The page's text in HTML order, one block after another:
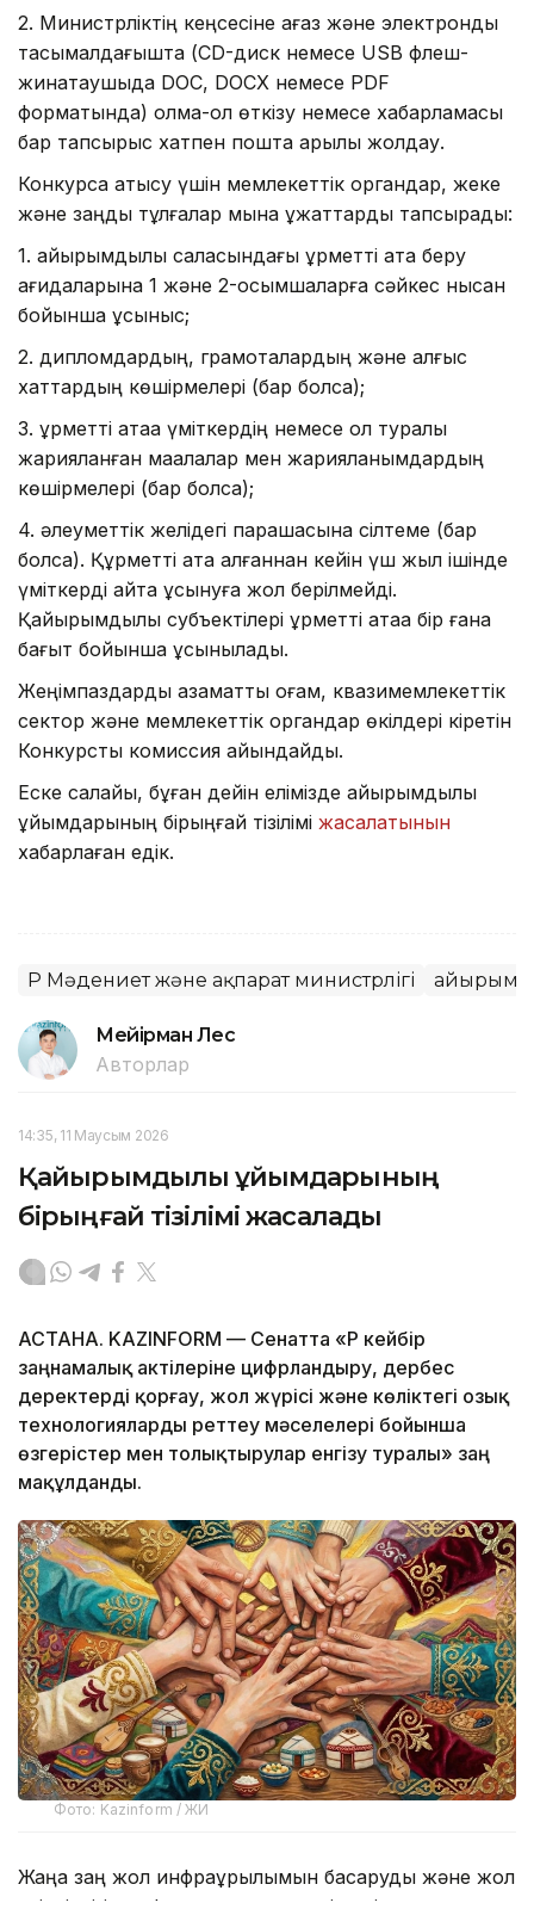
2. Министрліктің кеңсесіне қағаз және электрондық
тасымалдағышта (CD-диск немесе USB флеш-
жинақтаушыда DOC, DOCX немесе PDF
форматында) қолма-қол өткізу немесе хабарламасы
бар тапсырыс хатпен пошта арқылы жолдау.
Конкурсқа қатысу үшін мемлекеттік органдар, жеке
және заңды тұлғалар мына құжаттарды тапсырады:
1. қайырымдылық саласындағы құрметті атақ беру
қағидаларына 1 және 2-қосымшаларға сәйкес нысан
бойынша ұсыныс;
2. дипломдардың, грамоталардың және алғыс
хаттардың көшірмелері (бар болса);
3. құрметті атаққа үміткердің немесе ол туралы
жарияланған мақалалар мен жарияланымдардың
көшірмелері (бар болса);
4. әлеуметтік желідегі парақшасына сілтеме (бар
болса). Құрметті атақ алғаннан кейін үш жыл ішінде
үміткерді қайта ұсынуға жол берілмейді.
Қайырымдылық субъектілері құрметті атаққа бір ғана
бағыт бойынша ұсынылады.
Жеңімпаздарды азаматтық қоғам, квазимемлекеттік
сектор және мемлекеттік органдар өкілдері кіретін
Конкурстық комиссия айқындайды.
Еске салайық, бұған дейін елімізде қайырымдылық
ұйымдарының бірыңғай тізілімі жасалатынын
хабарлаған едік.
ҚР Мәдениет және ақпарат министрлігі
Мейірман Лес
Авторлар
14:35, 11 Маусым 2026
Қайырымдылық ұйымдарының
бірыңғай тізілімі жасалады
АСТАНА. KAZINFORM — Сенатта «ҚР кейбір
заңнамалық актілеріне цифрландыру, дербес
деректерді қорғау, жол жүрісі және көліктегі озық
технологияларды реттеу мәселелері бойынша
өзгерістер мен толықтырулар енгізу туралы» заң
мақұлданды.
Фото: Kazinform / ЖИ
Жаңа заң жол инфрақұрылымын басқаруды және жол